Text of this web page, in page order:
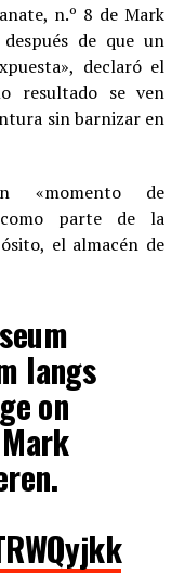
n.º 8 de Mark
de que un
declaró el
resultado se ven
sin barnizar en
«momento de
como parte de la
el almacén de
langs
on